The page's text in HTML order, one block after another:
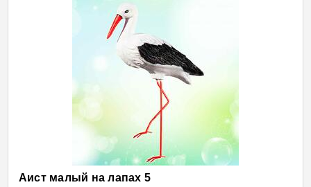
Аист малый на лапах 5